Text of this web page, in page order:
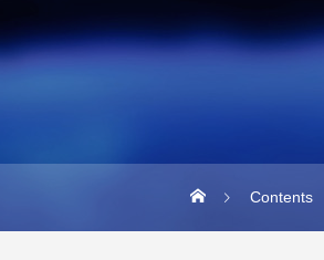
Contents